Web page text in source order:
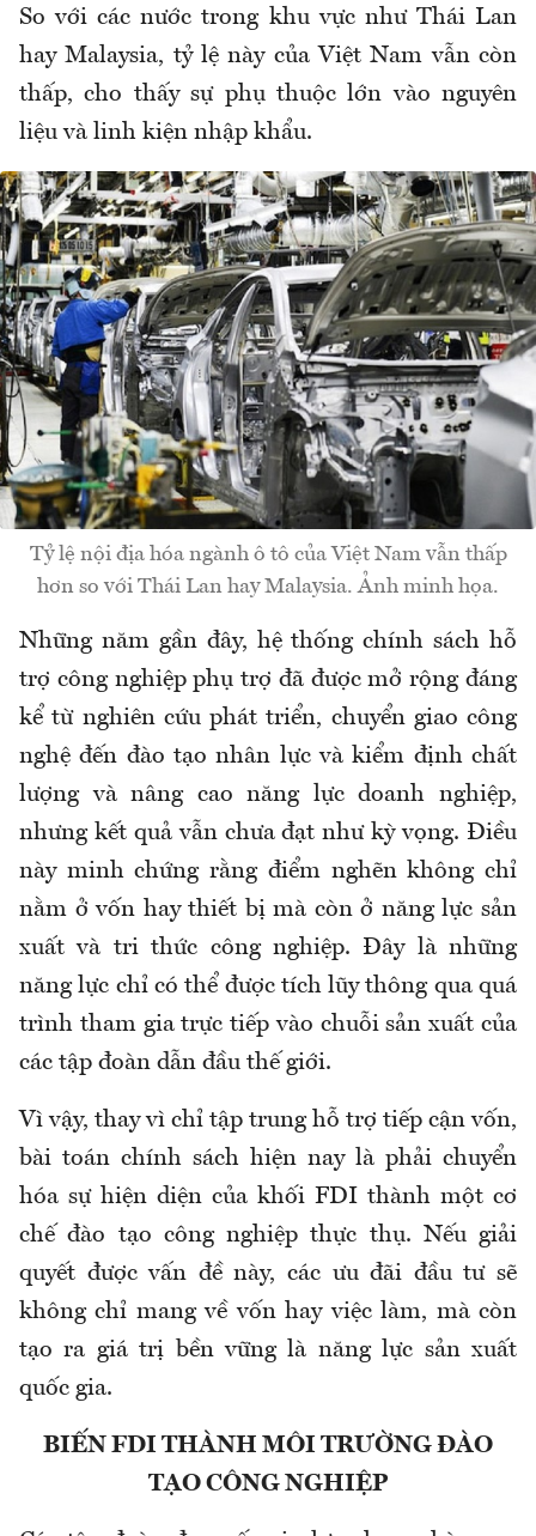
So với các nước trong khu vực như Thái Lan
hay Malaysia, tỷ lệ này của Việt Nam vẫn còn
thấp, cho thấy sự phụ thuộc lớn vào nguyên
liệu và linh kiện nhập khẩu.
Tỷ lệ nội địa hóa ngành ô tô của Việt Nam vẫn thấp
hơn so với Thái Lan hay Malaysia. Ảnh minh họa.
Những năm gần đây, hệ thống chính sách hỗ
trợ công nghiệp phụ trợ đã được mở rộng đáng
kể từ nghiên cứu phát triển, chuyển giao công
nghệ đến đào tạo nhân lực và kiểm định chất
lượng và nâng cao năng lực doanh nghiệp,
nhưng kết quả vẫn chưa đạt như kỳ vọng. Điều
này minh chứng rằng điểm nghẽn không chỉ
nằm ở vốn hay thiết bị mà còn ở năng lực sản
xuất và tri thức công nghiệp. Đây là những
năng lực chỉ có thể được tích lũy thông qua quá
trình tham gia trực tiếp vào chuỗi sản xuất của
các tập đoàn dẫn đầu thế giới.
Vì vậy, thay vì chỉ tập trung hỗ trợ tiếp cận vốn,
bài toán chính sách hiện nay là phải chuyển
hóa sự hiện diện của khối FDI thành một cơ
chế đào tạo công nghiệp thực thụ. Nếu giải
quyết được vấn đề này, các ưu đãi đầu tư sẽ
không chỉ mang về vốn hay việc làm, mà còn
tạo ra giá trị bền vững là năng lực sản xuất
quốc gia.
BIẾN FDI THÀNH MÔI TRƯỜNG ĐÀO
TẠO CÔNG NGHIỆP